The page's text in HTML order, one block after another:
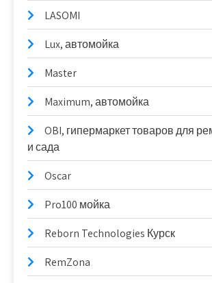
LASOMI
Lux, автомойка
Master
Maximum, автомойка
OBI, гипермаркет товаров для
и сада
Oscar
Pro100 мойка
Reborn Technologies Курск
RemZona